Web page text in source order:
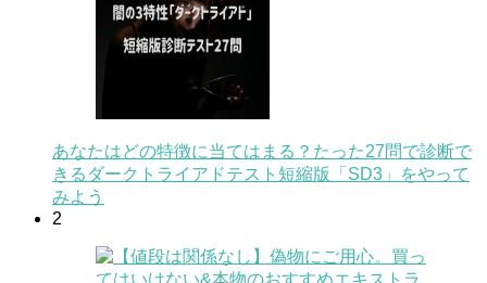
あなたはどの特徴に当てはまる？たった27問で診断で
きるダークトライアドテスト短縮版「SD3」をやって
みよう
2